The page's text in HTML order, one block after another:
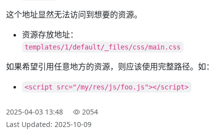
这个地址显然无法访问到想要的资源。
资源存放地址：
templates/1/default/_files/css/main.css
如果希望引用任意地方的资源，则应该使用完整路径。如：
<script src="/my/res/js/foo.js"></script>
2025-04-03 13:48
2054
Last Updated: 2025-10-09